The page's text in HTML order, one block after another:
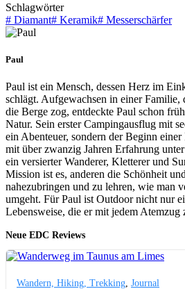
Schlagwörter
# Diamant# Keramik# Messerschärfer
Paul
Paul ist ein Mensch, dessen Herz im
schlägt. Aufgewachsen in einer Familie,
die Berge zog, entdeckte Paul schon
Natur. Sein erster Campingausflug mit
ein Abenteuer, sondern der Beginn einer
mit über zwanzig Jahren Erfahrung
ein versierter Wanderer, Kletterer und
Mission ist es, anderen die Schönheit
nahezubringen und zu lehren, wie man
umgeht. Für Paul ist Outdoor nicht nur
Lebensweise, die er mit jedem Atemzug
Neue EDC Reviews
Wandern, Hiking, Trekking Journal